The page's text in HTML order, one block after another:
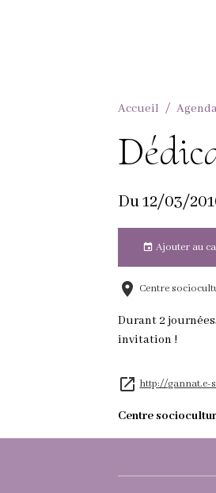
Accueil
Du 12/03/
Ajouter au
Centre
Durant 2
invitation !
http://gannat.e-
Centre